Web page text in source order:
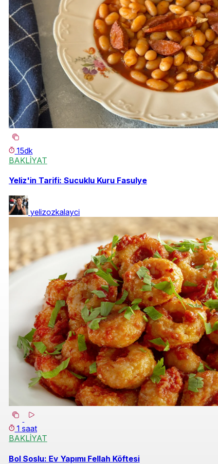
15dk
BAKLİYAT
Yeliz'in Tarifi: Sucuklu Kuru Fasulye
yelizozkalayci
1 saat
BAKLİYAT
Bol Soslu: Ev Yapımı Fellah Köftesi